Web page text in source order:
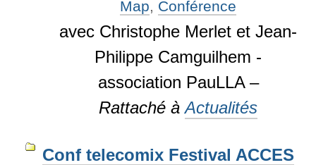
Map, Conférence
avec Christophe Merlet et Jean-
Philippe Camguilhem -
association PauLLA –
Rattaché à Actualités
Conf telecomix Festival ACCES